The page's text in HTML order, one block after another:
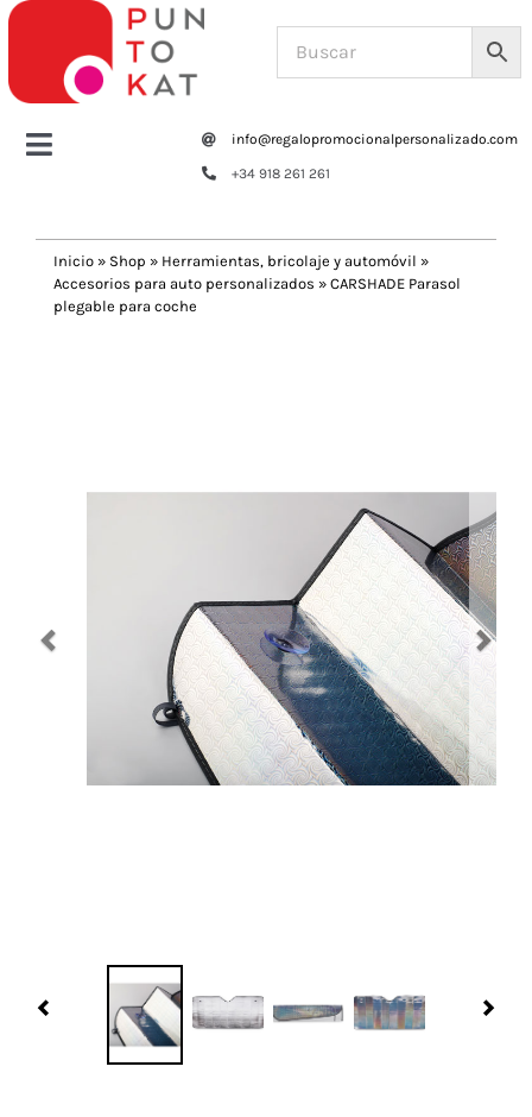
Saltar
contenido
Toggle
Tazas y botellas
info@regalopromocionalpersonalizado.com
+34 918 261 261
Inicio » Shop » Herramientas, bricolaje y automóvil »
Accesorios para auto personalizados » CARSHADE Parasol
plegable para coche
Previous